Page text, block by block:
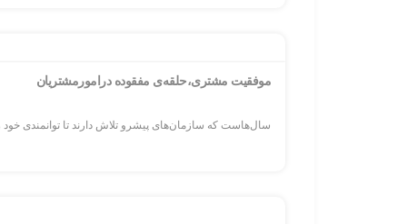
موفقیت مشتری،حلقه‌ی مفقوده درامورمشتریان
سال‌هاست که سازمان‌های پیشرو تلاش دارند تا توانمندی خود